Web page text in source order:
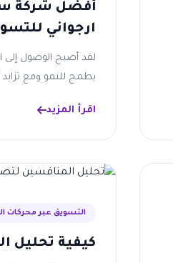
أفضل شركة
ارجواني
لقد أصبح الوصول
يطمح للنمو ومع
اقرأ المزيد
التسويق عبر محركات
كيفية تحليل